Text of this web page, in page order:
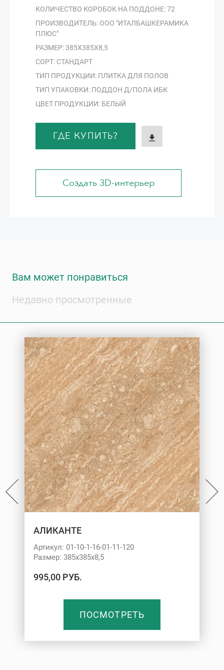
КОЛИЧЕСТВО КОРОБОК НА ПОДДОНЕ: 72
ПРОИЗВОДИТЕЛЬ: ООО "ИТАЛБАШКЕРАМИКА
ПЛЮС"
РАЗМЕР: 385Х385Х8,5
СОРТ: СТАНДАРТ
ТИП ПРОДУКЦИИ: ПЛИТКА ДЛЯ ПОЛОВ
ТИП УПАКОВКИ: ПОДДОН Д/ПОЛА ИБК
ЦВЕТ ПРОДУКЦИИ: БЕЛЫЙ
ГДЕ КУПИТЬ?
Создать 3D-интерьер
Вам может понравиться
Недавно просмотренные
АЛИКАНТЕ
Артикул: 01-10-1-16-01-11-120
Размер: 385х385х8,5
995,00 РУБ.
ПОСМОТРЕТЬ